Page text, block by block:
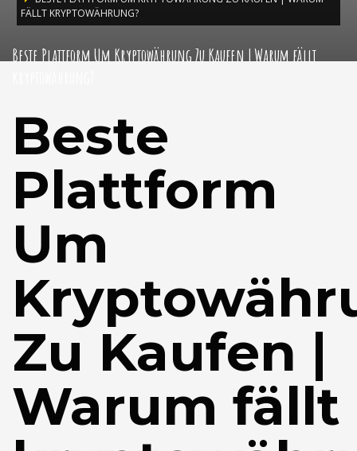
FÄLLT KRYPTOWÄHRUNG?
Beste Plattform Um Kryptowährung Zu Kaufen | Warum fällt
Beste
Plattform
Um
Zu Kaufen |
Warum fällt